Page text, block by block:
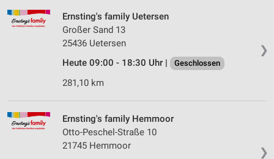
❯
Ernsting's family Uetersen
Großer Sand 13
25436 Uetersen
Heute 09:00 - 18:30 Uhr |
Geschlossen
281,10 km
❯
Ernsting's family Hemmoor
Otto-Peschel-Straße 10
21745 Hemmoor